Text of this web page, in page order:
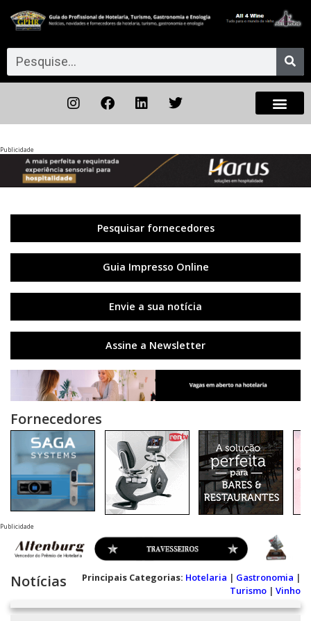
Publicidade
Pesquisar fornecedores
Guia Impresso Online
Envie a sua notícia
Assine a Newsletter
Fornecedores
Publicidade
Notícias Principais Categorias: Hotelaria | Gastronomia |
Turismo | Vinho